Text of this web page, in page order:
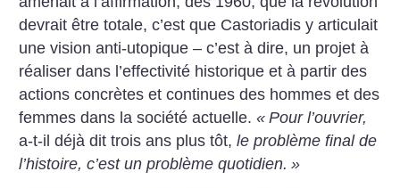
devrait être totale, c’est que Castoriadis y articulait
une vision anti-utopique – c’est à dire, un projet à
réaliser dans l’effectivité historique et à partir des
actions concrètes et continues des hommes et des
femmes dans la société actuelle.« Pour l’ouvrier,
a-t-il déjà dit trois ans plus tôt,le problème final de
l’histoire, c’est un problème quotidien. »